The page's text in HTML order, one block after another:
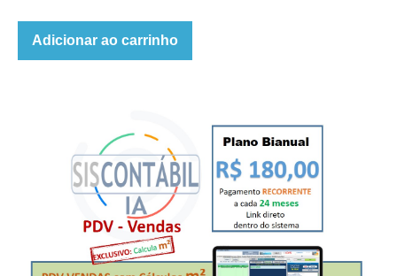
Adicionar ao carrinho